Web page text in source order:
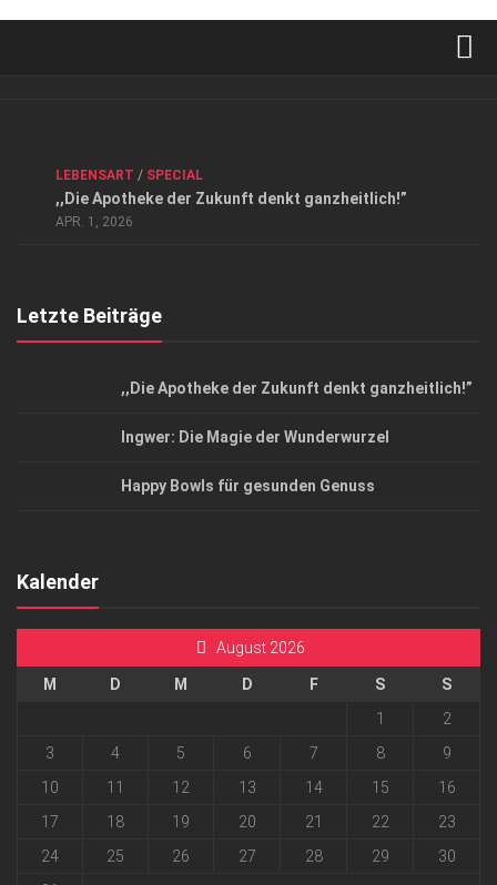
Datenschutzerklärung
Top Magazin Dresden / Ostsachsen
LEBENSART / SPECIAL
,,Die Apotheke der Zukunft denkt ganzheitlich!”
APR. 1, 2026
Letzte Beiträge
,,Die Apotheke der Zukunft denkt ganzheitlich!”
Ingwer: Die Magie der Wunderwurzel
Happy Bowls für gesunden Genuss
Kalender
August 2026
M D M D F S
S
1
2
3
4 5 6 7 8
9
10
11 12 13 14 15
16
17
18 19 20 21 22
23
24
25 26 27 28 29
30